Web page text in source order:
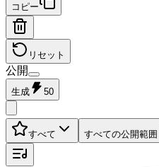
コピー
リセット
公開
生成 50
すべて すべての公開範囲